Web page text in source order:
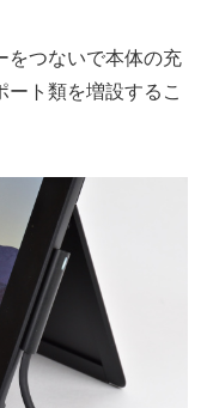
をつないで本体の充
ート類を増設するこ